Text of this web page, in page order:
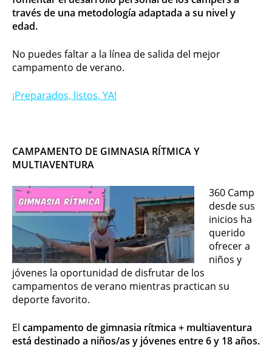
través de una metodología adaptada a su nivel y
edad.
No puedes faltar a la línea de salida del mejor
campamento de verano.
¡Preparados, listos, YA!
CAMPAMENTO DE GIMNASIA RÍTMICA Y
MULTIAVENTURA
360 Camp
desde sus
inicios ha
querido
ofrecer a
niños y
jóvenes la oportunidad de disfrutar de los
campamentos de verano mientras practican su
deporte favorito.
El campamento de gimnasia rítmica + multiaventura
está destinado a niños/as y jóvenes entre 6 y 18 años.